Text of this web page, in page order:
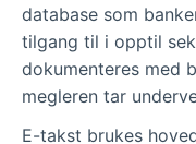
database som
tilgang til i opptil
dokumenteres med
megleren tar
E-takst brukes